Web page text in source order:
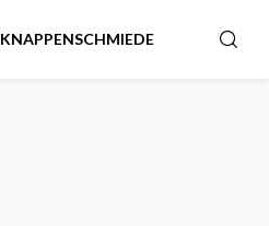
KNAPPENSCHMIEDE